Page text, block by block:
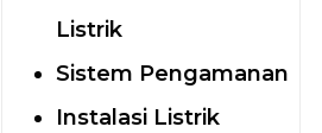
Listrik
Sistem Pengamanan
Instalasi Listrik